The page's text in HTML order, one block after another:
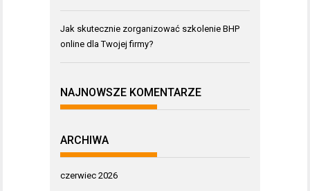
Jak skutecznie zorganizować szkolenie BHP
online dla Twojej firmy?
NAJNOWSZE KOMENTARZE
ARCHIWA
czerwiec 2026